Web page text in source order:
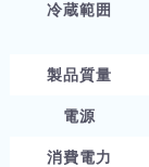
冷蔵範囲
製品質量
電源
消費電力